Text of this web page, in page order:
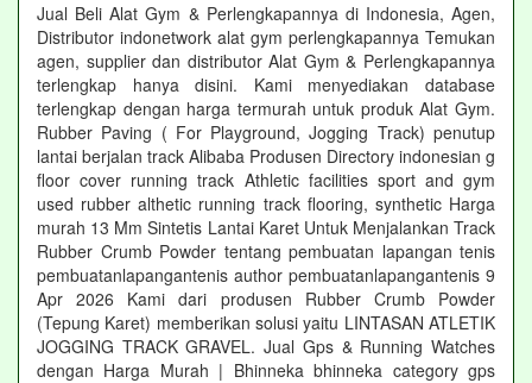
Jual Beli Alat Gym & Perlengkapannya di Indonesia, Agen,
Distributor indonetwork alat gym perlengkapannya Temukan
agen, supplier dan distributor Alat Gym & Perlengkapannya
terlengkap hanya disini. Kami menyediakan database
terlengkap dengan harga termurah untuk produk Alat Gym.
Rubber Paving ( For Playground, Jogging Track) penutup
lantai berjalan track Alibaba Produsen Directory indonesian g
floor cover running track Athletic facilities sport and gym
used rubber althetic running track flooring, synthetic Harga
murah 13 Mm Sintetis Lantai Karet Untuk Menjalankan Track
Rubber Crumb Powder tentang pembuatan lapangan tenis
pembuatanlapangantenis author pembuatanlapangantenis 9
Apr 2026 Kami dari produsen Rubber Crumb Powder
(Tepung Karet) memberikan solusi yaitu LINTASAN ATLETIK
JOGGING TRACK GRAVEL. Jual Gps & Running Watches
dengan Harga Murah | Bhinneka bhinneka category gps